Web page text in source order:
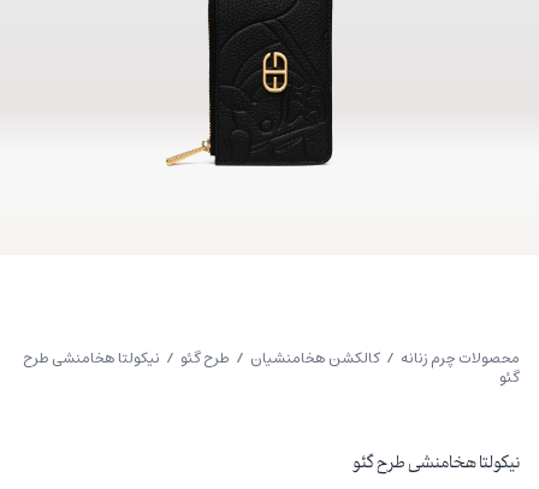
محصولات چرم زنانه / کالکشن هخامنشیان / طرح گئو / نیکولتا هخامنشی طرح
گئو
نیکولتا هخامنشی طرح گئو